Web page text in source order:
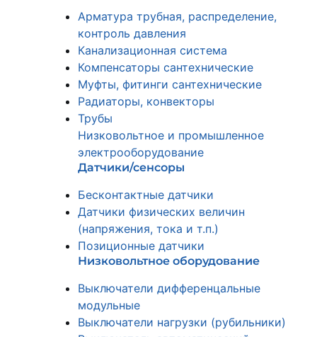
Арматура трубная, распределение,
контроль давления
Канализационная система
Компенсаторы сантехнические
Муфты, фитинги сантехнические
Радиаторы, конвекторы
Трубы
Низковольтное и промышленное
электрооборудование
Датчики/сенсоры
Бесконтактные датчики
Датчики физических величин
(напряжения, тока и т.п.)
Позиционные датчики
Низковольтное оборудование
Выключатели дифференцальные
модульные
Выключатели нагрузки (рубильники)